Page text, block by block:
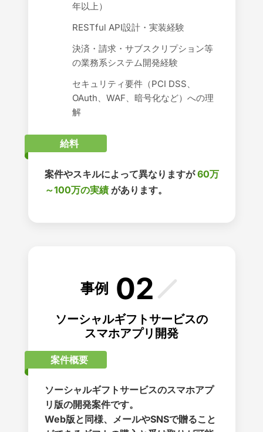
年以上）
RESTful API設計・実装経験
決済・請求・サブスクリプション等
の業務系システム開発経験
セキュリティ要件（PCI DSS、
OAuth、WAF、暗号化など）への理
解
給料
案件やスキルによって異なりますが60万
～100万の実績 があります。
事例 02
ソーシャルギフトサービスの
スマホアプリ開発
案件概要
ソーシャルギフトサービスのスマホアプ
リ版の開発案件です。
Web版と同様、メールやSNSで贈ること